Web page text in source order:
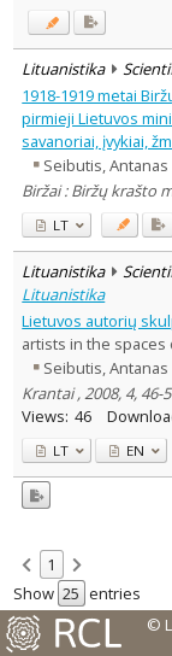
Lituanistika
1918-1919 metai
pirmieji Lietuvos
savanoriai, įvykiai,
Seibutis, Antanas
Biržai : Biržų krašto
LT
Lituanistika
Lituanistika
Lietuvos autorių
artists in the spaces
Seibutis, Antanas
Krantai , 2008, 4, 46-
Views: 46
LT EN
1
Show
entries
©